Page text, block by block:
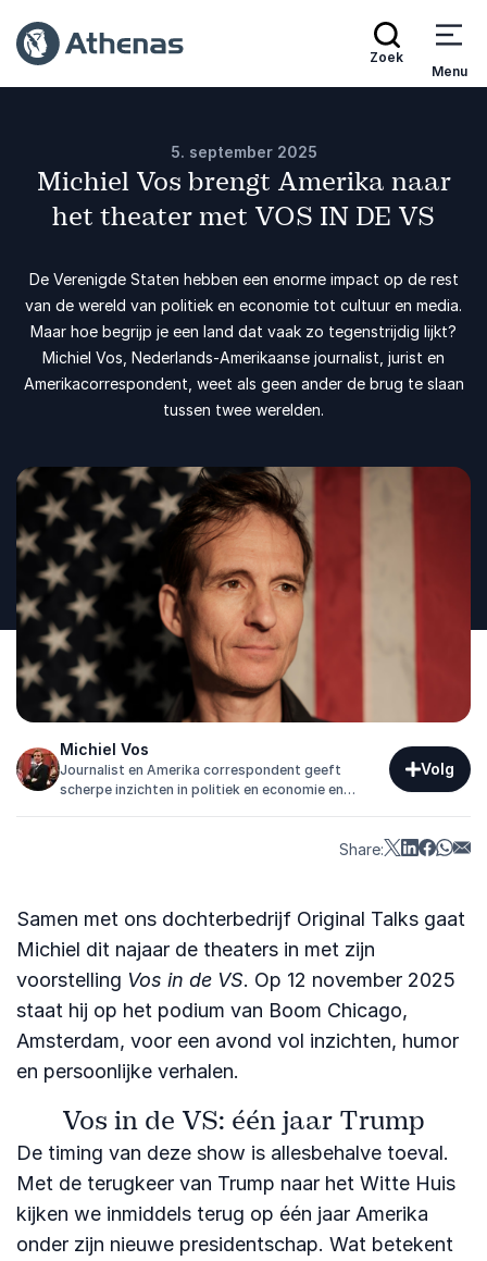
Zoek
Menu
5. september 2025
Michiel Vos brengt Amerika naar
het theater met VOS IN DE VS
De Verenigde Staten hebben een enorme impact op de rest
van de wereld van politiek en economie tot cultuur en media.
Maar hoe begrijp je een land dat vaak zo tegenstrijdig lijkt?
Michiel Vos, Nederlands-Amerikaanse journalist, jurist en
Amerikacorrespondent, weet als geen ander de brug te slaan
tussen twee werelden.
Michiel Vos
Journalist en Amerika correspondent geeft
scherpe inzichten in politiek en economie en
Volg
Share:
Samen met ons dochterbedrijf Original Talks gaat
Michiel dit najaar de theaters in met zijn
voorstelling Vos in de VS. Op 12 november 2025
staat hij op het podium van Boom Chicago,
Amsterdam, voor een avond vol inzichten, humor
en persoonlijke verhalen.
Vos in de VS: één jaar Trump
De timing van deze show is allesbehalve toeval.
Met de terugkeer van Trump naar het Witte Huis
kijken we inmiddels terug op één jaar Amerika
onder zijn nieuwe presidentschap. Wat betekent